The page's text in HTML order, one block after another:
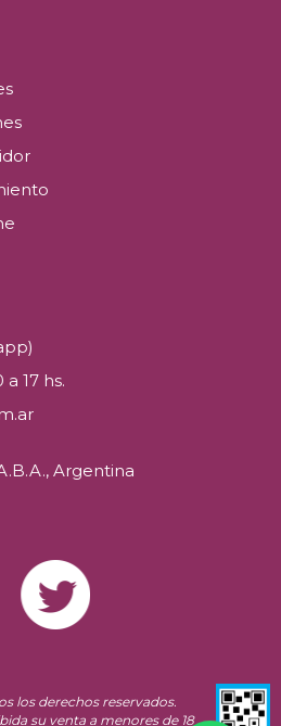
17 hs.
Argentina
los derechos reservados.
su venta a menores de 18